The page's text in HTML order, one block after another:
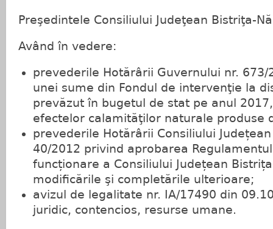
Preşedintele Consiliului Judeţean Bistriţa-
Având în vedere:
prevederile Hotărârii Guvernului nr.
unei sume din Fondul de intervenţie la
prevăzut în bugetul de stat pe anul
efectelor calamităţilor naturale produse
prevederile Hotărârii Consiliului
40/2012 privind aprobarea
funcționare a Consiliului Județean
modificările şi completările ulterioare;
avizul de legalitate nr. IA/17490 din
juridic, contencios, resurse umane.